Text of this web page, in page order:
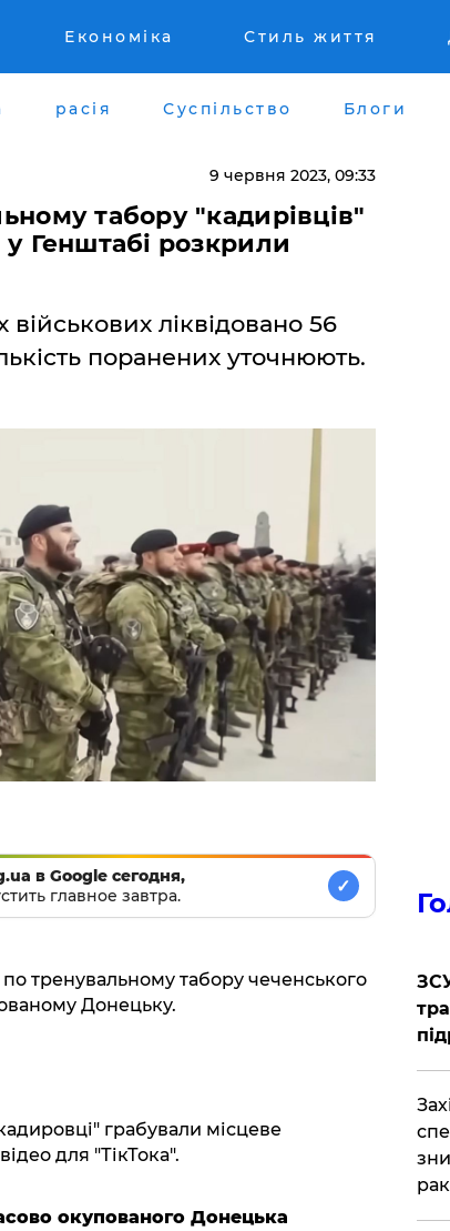
Економіка Стиль життя
расія Суспільство Блоги
9 червня 2023, 09:33
табору "кадирівців"
Генштабі розкрили
військових ліквідовано 56
поранених уточнюють.
в Google сегодня,
главное завтра.
✓
тренувальному табору чеченського
Донецьку.
грабували місцеве
для "ТікТока".
окупованого Донецька